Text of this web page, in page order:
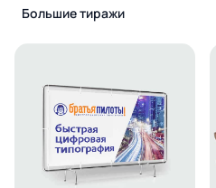
Большие тиражи